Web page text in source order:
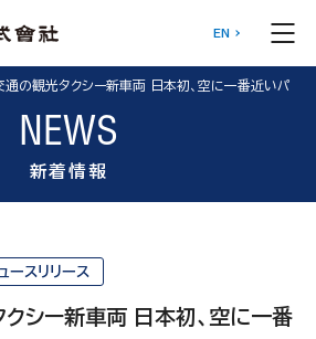
EN
通の観光タクシー新車両 日本初、空に一番近いパ
NEWS
新着情報
ースリリース
シー新車両 日本初、空に一番